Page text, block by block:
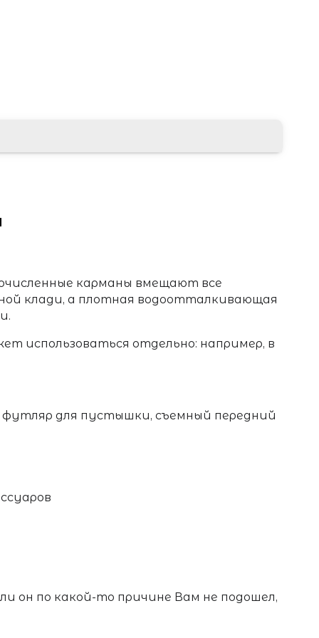
карманы вмещают все
клади, а плотная водоотталкивающая
использоваться отдельно: например, в
футляр для пустышки, съемный передний
он по какой-то причине Вам не подошел,